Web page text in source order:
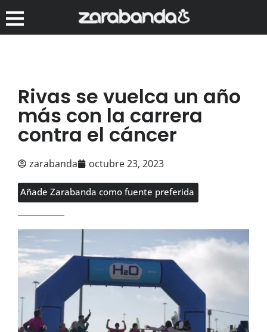
Rivas se vuelca un año
más con la carrera
contra el cáncer
zarabanda octubre 23, 2023
Añade Zarabanda como fuente preferida